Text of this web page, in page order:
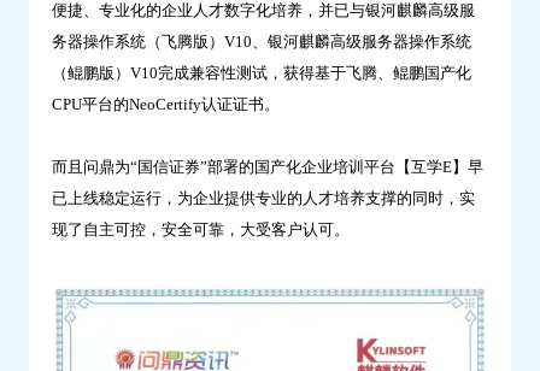
些？-
便捷、专业化的企业人才数字化培养，并已与银河麒麟高级服
务器操作系统（飞腾版）V10、银河麒麟高级服务器操作系统
（鲲鹏版）V10完成兼容性测试，获得基于飞腾、鲲鹏国产化
CPU平台的NeoCertify认证证书。
而且问鼎为“国信证券”部署的国产化企业培训平台【互学E】早
已上线稳定运行，为企业提供专业的人才培养支撑的同时，实
现了自主可控，安全可靠，大受客户认可。